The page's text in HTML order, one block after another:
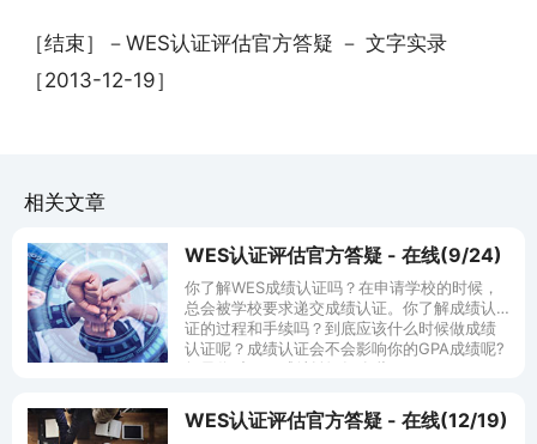
［结束］－WES认证评估官方答疑 － 文字实录
［2013-12-19］
相关文章
WES认证评估官方答疑 - 在线(9/24)
你了解WES成绩认证吗？在申请学校的时候，
总会被学校要求递交成绩认证。你了解成绩认
证的过程和手续吗？到底应该什么时候做成绩
认证呢？成绩认证会不会影响你的GPA成绩呢?
如果你对WES成绩认证还有些
WES认证评估官方答疑 - 在线(12/19)